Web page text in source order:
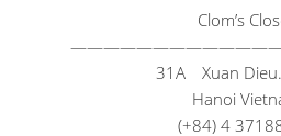
Clom’s
——————————
31A Xuan
Hanoi
(+84) 4